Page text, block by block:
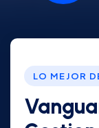
LO MEJOR